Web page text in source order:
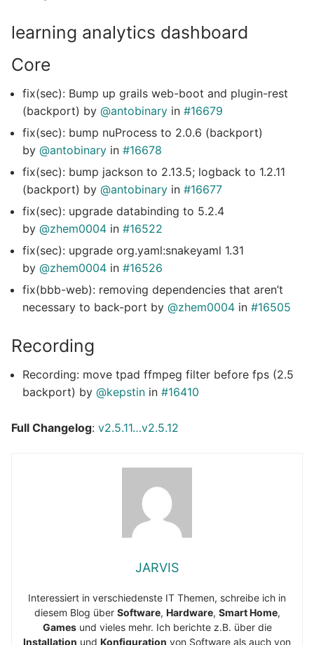
learning analytics dashboard
Core
fix(sec): Bump up grails web-boot and plugin-rest
(backport) by @antobinary in #16679
fix(sec): bump nuProcess to 2.0.6 (backport)
by @antobinary in #16678
fix(sec): bump jackson to 2.13.5; logback to 1.2.11
(backport) by @antobinary in #16677
fix(sec): upgrade databinding to 5.2.4
by @zhem0004 in #16522
fix(sec): upgrade org.yaml:snakeyaml 1.31
by @zhem0004 in #16526
fix(bbb-web): removing dependencies that aren’t
necessary to back-port by @zhem0004 in #16505
Recording
Recording: move tpad ffmpeg filter before fps (2.5
backport) by @kepstin in #16410
Full Changelog: v2.5.11…v2.5.12
JARVIS
Interessiert in verschiedenste IT Themen, schreibe ich in
diesem Blog über Software, Hardware, Smart Home,
Gamesund vieles mehr. Ich berichte z.B. über die
Installation und Konfiguration von Software als auch von